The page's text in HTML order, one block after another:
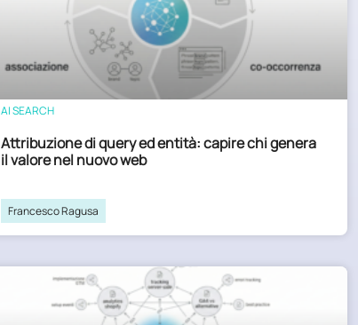
AI SEARCH
Attribuzione di query ed entità: capire chi genera
il valore nel nuovo web
Francesco Ragusa